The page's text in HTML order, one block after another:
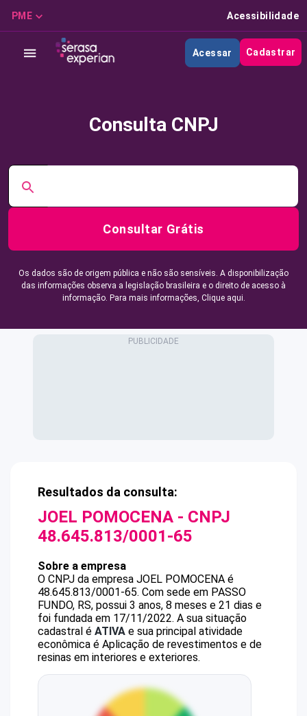
PME Acessibilidade
Acessar Cadastrar
Consulta CNPJ
Consultar Grátis
Os dados são de origem pública e não são sensíveis. A disponibilização
das informações observa a legislação brasileira e o direito de acesso à
informação. Para mais informações, Clique aqui.
Resultados da consulta:
JOEL POMOCENA - CNPJ
48.645.813/0001-65
Sobre a empresa
O CNPJ da empresa JOEL POMOCENA é
48.645.813/0001-65. Com sede em PASSO
FUNDO, RS, possui 3 anos, 8 meses e 21 dias e
foi fundada em 17/11/2022. A sua situação
cadastral é ATIVA e sua principal atividade
econômica é Aplicação de revestimentos e de
resinas em interiores e exteriores.